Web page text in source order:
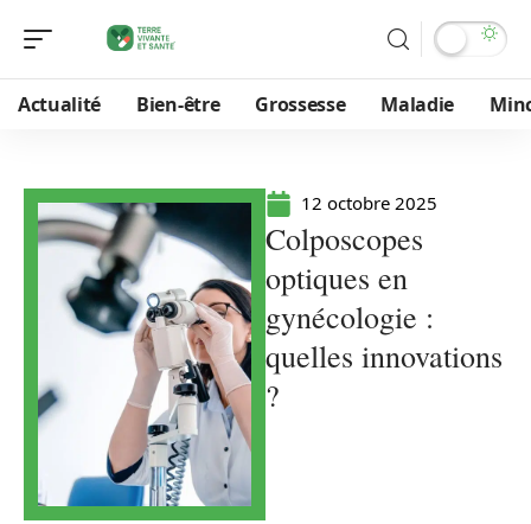
Actualité Bien-être Grossesse Maladie
12 octobre 2025
Colposcopes
optiques en
gynécologie :
quelles innovations
?